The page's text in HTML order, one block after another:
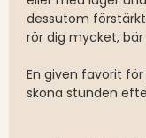
dessutom
rör dig mycket,
En given favorit
sköna stunden